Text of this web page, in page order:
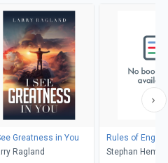
Greatness in You
Ragland
Rules of
Stephan